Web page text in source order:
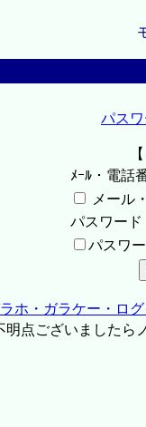
パス
ﾒｰﾙ・電話
メール
パスワード
パスワ
ホ・ガラケー・ロ
点ございましたら